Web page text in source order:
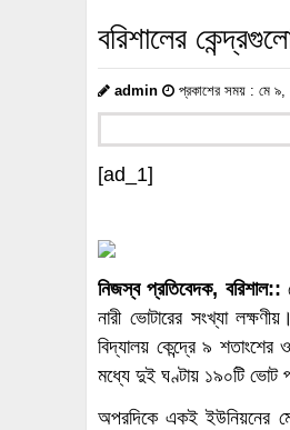
বরিশালের
admin প্রকাশের সময় : মে
[ad_1]
নিজস্ব প্রতিবেদক, বরিশাল::
নারী ভোটারের সংখ্যা
বিদ্যালয় কেন্দ্রে ৯
মধ্যে দুই ঘণ্টায় ১৯০টি ভোট
অপরদিকে একই ইউনিয়নের